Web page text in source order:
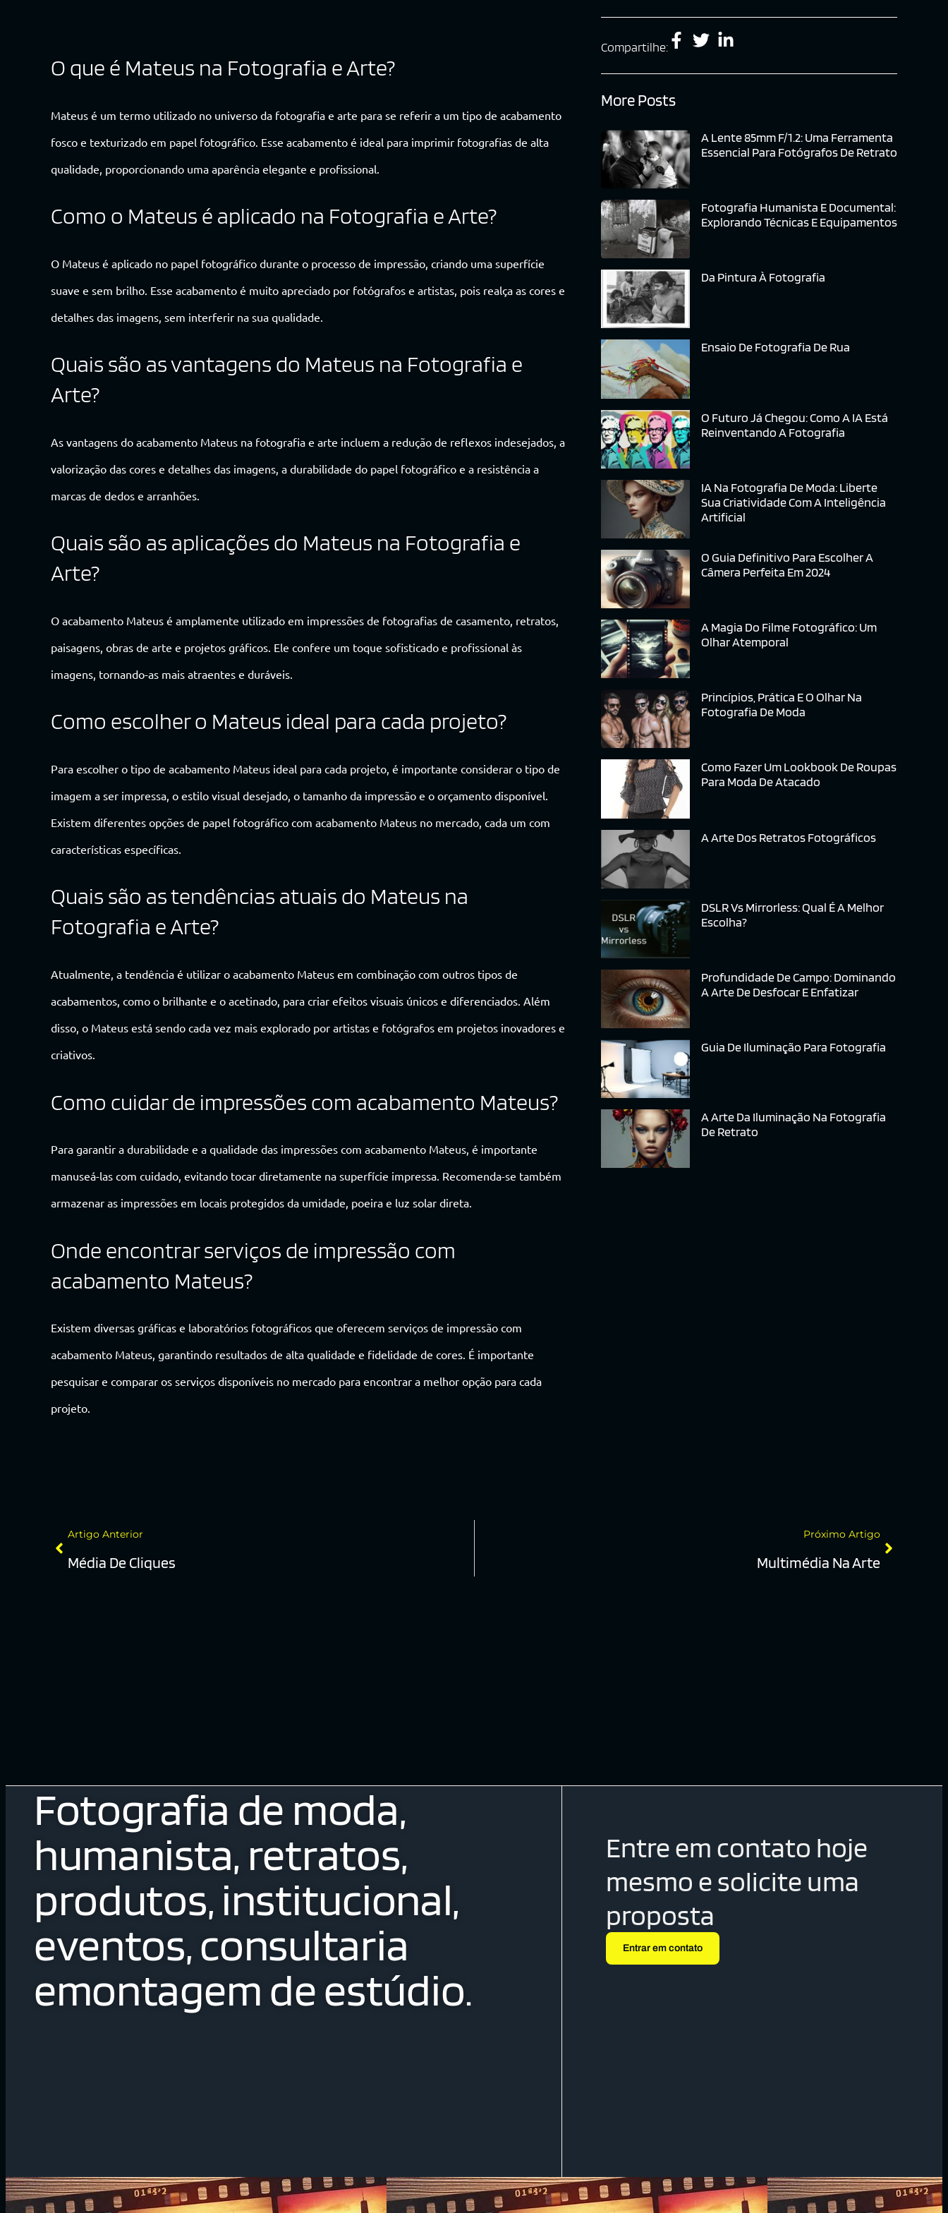
O que é Mateus na Fotografia e Arte?
Mateus é um termo utilizado no universo da fotografia e arte para se referir a um tipo de acabamento
fosco e texturizado em papel fotográfico. Esse acabamento é ideal para imprimir fotografias de alta
qualidade, proporcionando uma aparência elegante e profissional.
Como o Mateus é aplicado na Fotografia e Arte?
O Mateus é aplicado no papel fotográfico durante o processo de impressão, criando uma superfície
suave e sem brilho. Esse acabamento é muito apreciado por fotógrafos e artistas, pois realça as cores e
detalhes das imagens, sem interferir na sua qualidade.
Quais são as vantagens do Mateus na Fotografia e
Arte?
As vantagens do acabamento Mateus na fotografia e arte incluem a redução de reflexos indesejados, a
valorização das cores e detalhes das imagens, a durabilidade do papel fotográfico e a resistência a
marcas de dedos e arranhões.
Quais são as aplicações do Mateus na Fotografia e
Arte?
O acabamento Mateus é amplamente utilizado em impressões de fotografias de casamento, retratos,
paisagens, obras de arte e projetos gráficos. Ele confere um toque sofisticado e profissional às
imagens, tornando-as mais atraentes e duráveis.
Como escolher o Mateus ideal para cada projeto?
Para escolher o tipo de acabamento Mateus ideal para cada projeto, é importante considerar o tipo de
imagem a ser impressa, o estilo visual desejado, o tamanho da impressão e o orçamento disponível.
Existem diferentes opções de papel fotográfico com acabamento Mateus no mercado, cada um com
características específicas.
Quais são as tendências atuais do Mateus na
Fotografia e Arte?
Atualmente, a tendência é utilizar o acabamento Mateus em combinação com outros tipos de
acabamentos, como o brilhante e o acetinado, para criar efeitos visuais únicos e diferenciados. Além
disso, o Mateus está sendo cada vez mais explorado por artistas e fotógrafos em projetos inovadores e
criativos.
Como cuidar de impressões com acabamento Mateus?
Para garantir a durabilidade e a qualidade das impressões com acabamento Mateus, é importante
manuseá-las com cuidado, evitando tocar diretamente na superfície impressa. Recomenda-se também
armazenar as impressões em locais protegidos da umidade, poeira e luz solar direta.
Onde encontrar serviços de impressão com
acabamento Mateus?
Existem diversas gráficas e laboratórios fotográficos que oferecem serviços de impressão com
acabamento Mateus, garantindo resultados de alta qualidade e fidelidade de cores. É importante
pesquisar e comparar os serviços disponíveis no mercado para encontrar a melhor opção para cada
projeto.
Compartilhe:
More Posts
A Lente 85mm F/1.2: Uma Ferramenta
Essencial Para Fotógrafos De Retrato
Fotografia Humanista E Documental:
Explorando Técnicas E Equipamentos
Da Pintura À Fotografia
Ensaio De Fotografia De Rua
O Futuro Já Chegou: Como A IA Está
Reinventando A Fotografia
IA Na Fotografia De Moda: Liberte
Sua Criatividade Com A Inteligência
Artificial
O Guia Definitivo Para Escolher A
Câmera Perfeita Em 2024
A Magia Do Filme Fotográfico: Um
Olhar Atemporal
Princípios, Prática E O Olhar Na
Fotografia De Moda
Como Fazer Um Lookbook De Roupas
Para Moda De Atacado
A Arte Dos Retratos Fotográficos
DSLR Vs Mirrorless: Qual É A Melhor
Escolha?
Profundidade De Campo: Dominando
A Arte De Desfocar E Enfatizar
Guia De Iluminação Para Fotografia
A Arte Da Iluminação Na Fotografia
De Retrato
Artigo Anterior
Média De Cliques
Próximo Artigo
Multimédia Na Arte
Fotografia de moda,
humanista, retratos,
produtos, institucional,
eventos, consultaria
emontagem de estúdio.
Entre em contato hoje
mesmo e solicite uma
proposta
Entrar em contato